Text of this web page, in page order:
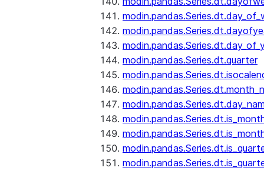
modin.pandas.Series.dt.quarter